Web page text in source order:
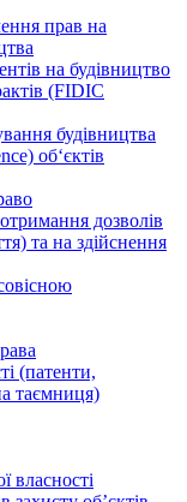
прав на
на будівництво
(FIDIC
будівництва
об‘єктів
дозволів
та на здійснення
(патенти,
таємниця)
власності